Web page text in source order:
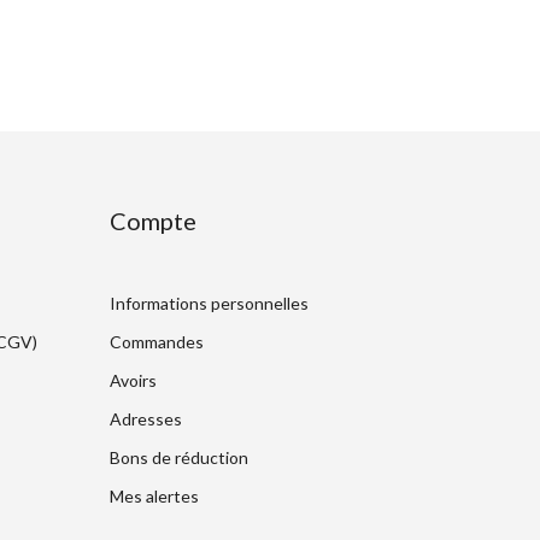
Compte
Informations personnelles
Commandes
Avoirs
Adresses
Bons de réduction
Mes alertes